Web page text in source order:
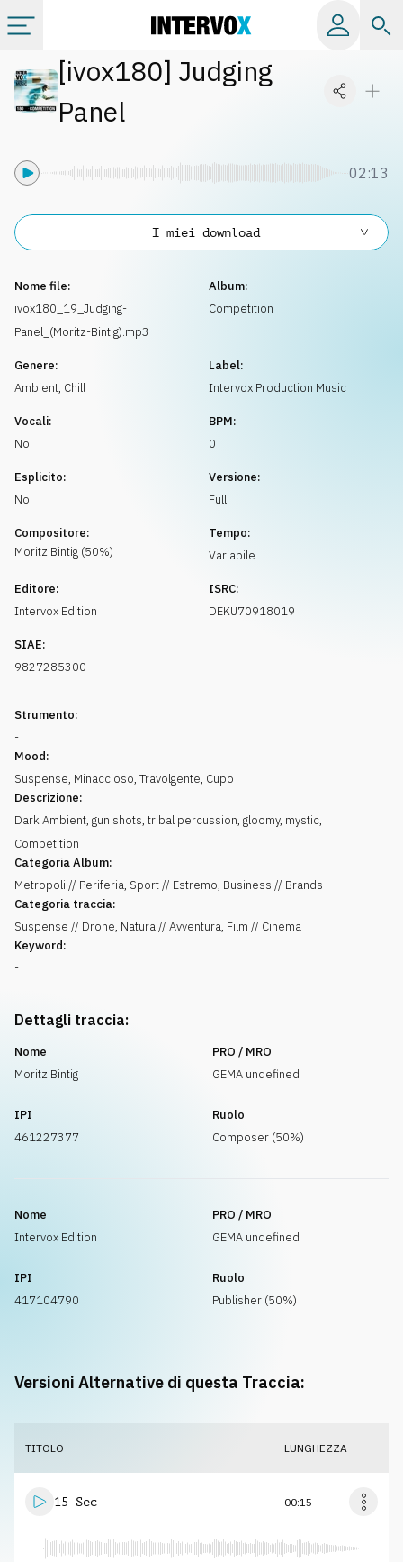
Categorie
[ivox180] Judging
Panel
02:13
Nome file:
ivox180_19_Judging-
Panel_(Moritz-Bintig).mp3
Album:
Competition
Genere:
Ambient, Chill
Label:
Intervox Production Music
Vocali:
No
BPM:
0
Esplicito:
No
Versione:
Full
Compositore:
Moritz Bintig (50%)
Tempo:
Variabile
Editore:
Intervox Edition
ISRC:
DEKU70918019
SIAE:
9827285300
Strumento:
-
Mood:
Suspense, Minaccioso, Travolgente, Cupo
Descrizione:
Dark Ambient, gun shots, tribal percussion, gloomy, mystic,
Competition
Categoria Album:
Metropoli // Periferia, Sport // Estremo, Business // Brands
Categoria traccia:
Suspense // Drone, Natura // Avventura, Film // Cinema
Keyword:
-
I miei download
Dettagli traccia:
Nome
Moritz Bintig
PRO / MRO
GEMA undefined
IPI
461227377
Ruolo
Composer (50%)
Nome
Intervox Edition
PRO / MRO
GEMA undefined
IPI
417104790
Ruolo
Publisher (50%)
Versioni Alternative di questa Traccia:
TITOLO LUNGHEZZA
15 Sec 00:15